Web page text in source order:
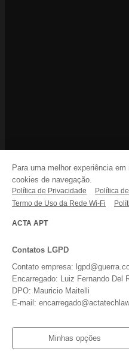
Para uma melhor experiência
cookies de navegação.
Política de Privacidade Política
Termo de Uso da Rede Wi-Fi
ACTA APT
Contatos LGPD
Contato empresa:
Encarregado: Luiz Fernando Del
DPO: Mauricio Maitelli
E-mail:
Minhas opções